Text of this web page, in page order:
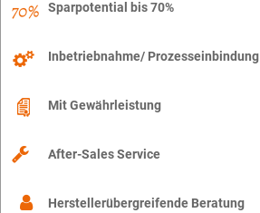
Sparpotential bis 70%
Inbetriebnahme/ Prozesseinbindung
Mit Gewährleistung
After-Sales Service
Herstellerübergreifende Beratung